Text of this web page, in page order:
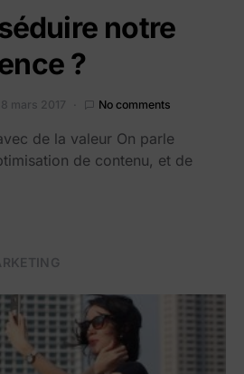
notre
?
8 mars 2017 No comments
de la valeur On parle
de contenu, et de